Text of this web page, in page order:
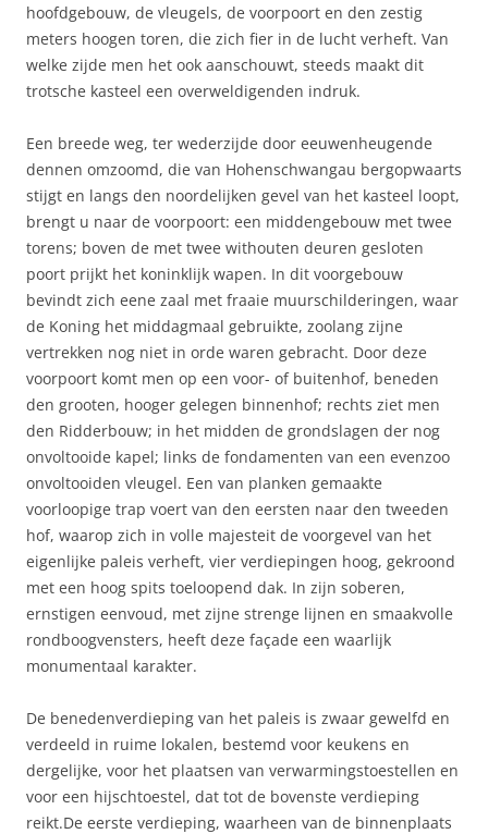
hoofdgebouw, de vleugels, de voorpoort en den zestig
meters hoogen toren, die zich fier in de lucht verheft. Van
welke zijde men het ook aanschouwt, steeds maakt dit
trotsche kasteel een overweldigenden indruk.
Een breede weg, ter wederzijde door eeuwenheugende
dennen omzoomd, die van Hohenschwangau bergopwaarts
stijgt en langs den noordelijken gevel van het kasteel loopt,
brengt u naar de voorpoort: een middengebouw met twee
torens; boven de met twee withouten deuren gesloten
poort prijkt het koninklijk wapen. In dit voorgebouw
bevindt zich eene zaal met fraaie muurschilderingen, waar
de Koning het middagmaal gebruikte, zoolang zijne
vertrekken nog niet in orde waren gebracht. Door deze
voorpoort komt men op een voor- of buitenhof, beneden
den grooten, hooger gelegen binnenhof; rechts ziet men
den Ridderbouw; in het midden de grondslagen der nog
onvoltooide kapel; links de fondamenten van een evenzoo
onvoltooiden vleugel. Een van planken gemaakte
voorloopige trap voert van den eersten naar den tweeden
hof, waarop zich in volle majesteit de voorgevel van het
eigenlijke paleis verheft, vier verdiepingen hoog, gekroond
met een hoog spits toeloopend dak. In zijn soberen,
ernstigen eenvoud, met zijne strenge lijnen en smaakvolle
rondboogvensters, heeft deze façade een waarlijk
monumentaal karakter.
De benedenverdieping van het paleis is zwaar gewelfd en
verdeeld in ruime lokalen, bestemd voor keukens en
dergelijke, voor het plaatsen van verwarmingstoestellen en
voor een hijschtoestel, dat tot de bovenste verdieping
reikt.De eerste verdieping, waarheen van de binnenplaats